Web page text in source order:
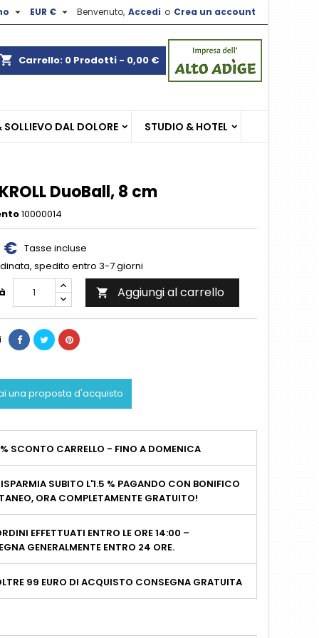
Benvenuto, Accedi o Crea un account
EUR € 

shopping_cart Carrello: 0 Prodotti - 0,00 €
SOLLIEVO DAL DOLORE STUDIO & HOTEL
DuoBall, 8 cm
10000014
€ Tasse incluse
spedito entro 3-7 giorni
 Aggiungi al carrello
una proposta d'acquisto
SCONTO CARRELLO - FINO A DOMENICA
SUBITO L'1.5 % PAGANDO CON BONIFICO
ORA COMPLETAMENTE GRATUITO!
EFFETTUATI ENTRO LE ORE 14:00 –
GENERALMENTE ENTRO 24 ORE.
99 EURO DI ACQUISTO CONSEGNA GRATUITA